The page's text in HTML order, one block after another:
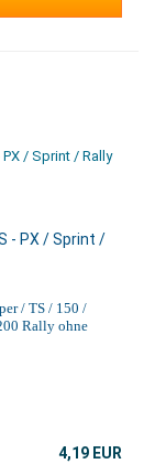
- PX / Sprint /
/ TS / 150 /
Rally ohne
4,19 EUR